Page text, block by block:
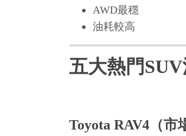
AWD最穩
油耗較高
五大熱門
Toyota RAV4（市